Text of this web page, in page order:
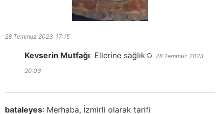
28 Temmuz 2023 17:15
Kevserin Mutfağı: Ellerine sağlık☺️ 28 Temmuz 2023
20:03
bataleyes: Merhaba, İzmirli olarak tarifi